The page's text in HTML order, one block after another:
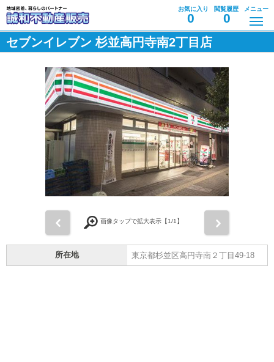
お気に入り
0
閲覧履歴
0
メニュー
セブンイレブン 杉並高円寺南2丁目店
画像タップで拡大表示【1/1】
所在地 東京都杉並区高円寺南２丁目49-18